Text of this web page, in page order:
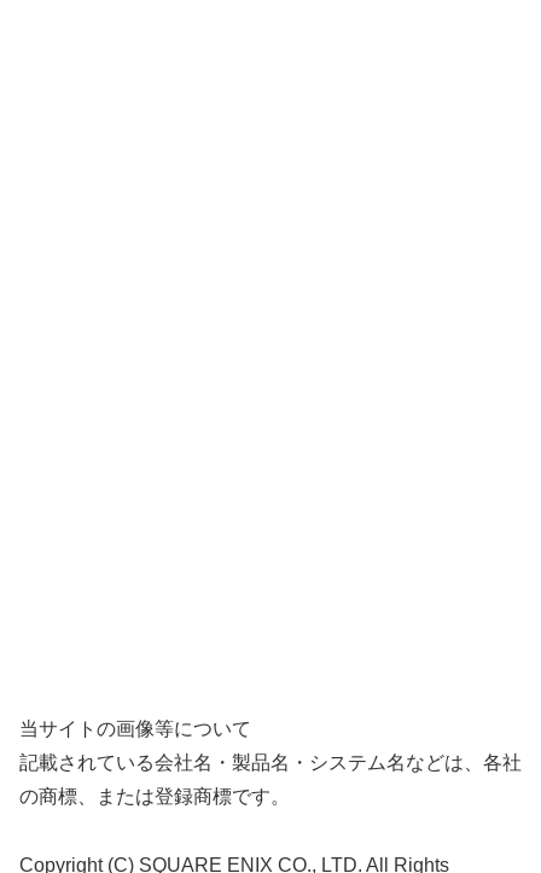
当サイトの画像等について
記載されている会社名・製品名・システム名などは、各社
の商標、または登録商標です。
Copyright (C) SQUARE ENIX CO., LTD. All Rights